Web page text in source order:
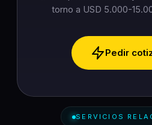
torno a USD 5.000-
Pedir
SERVICIOS